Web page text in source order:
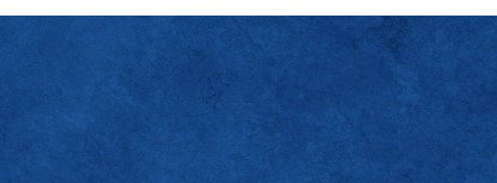
植
草刈
伐
不要な
料